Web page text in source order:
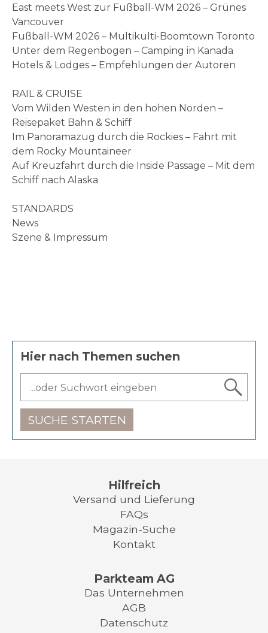
East meets West zur Fußball-WM 2026 – Grünes
Vancouver
Fußball-WM 2026 – Multikulti-Boomtown Toronto
Unter dem Regenbogen – Camping in Kanada
Hotels & Lodges – Empfehlungen der Autoren
RAIL & CRUISE
Vom Wilden Westen in den hohen Norden –
Reisepaket Bahn & Schiff
Im Panoramazug durch die Rockies – Fahrt mit
dem Rocky Mountaineer
Auf Kreuzfahrt durch die Inside Passage – Mit dem
Schiff nach Alaska
STANDARDS
News
Szene & Impressum
Hier nach Themen suchen
SUCHE STARTEN
Hilfreich
Versand und Lieferung
FAQs
Magazin-Suche
Kontakt
Parkteam AG
Das Unternehmen
AGB
Datenschutz